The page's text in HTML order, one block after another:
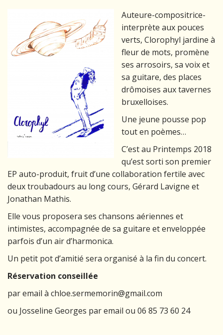
Auteure-compositrice-
interprète aux pouces
verts, Clorophyl jardine à
fleur de mots, promène
ses arrosoirs, sa voix et
sa guitare, des places
drômoises aux tavernes
bruxelloises.
Une jeune pousse pop
tout en poèmes…
C’est au Printemps 2018
qu’est sorti son premier
EP auto-produit, fruit d’une collaboration fertile avec
deux troubadours au long cours, Gérard Lavigne et
Jonathan Mathis.
Elle vous proposera ses chansons aériennes et
intimistes, accompagnée de sa guitare et enveloppée
parfois d’un air d’harmonica.
Un petit pot d’amitié sera organisé à la fin du concert.
Réservation conseillée
par email à chloe.sermemorin@gmail.com
ou Josseline Georges par email ou 06 85 73 60 24